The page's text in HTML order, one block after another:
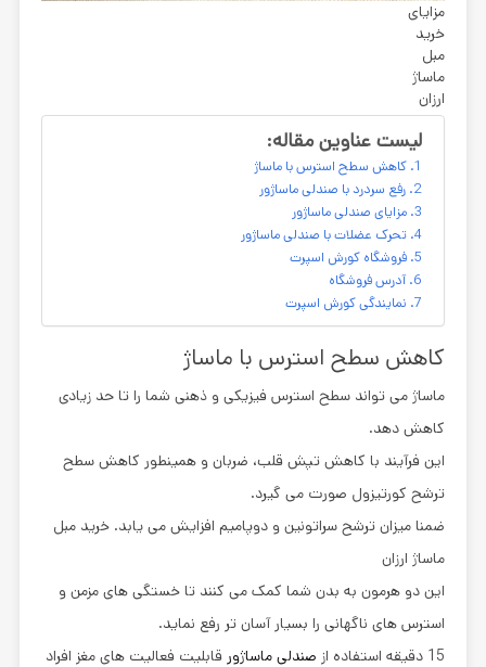
مزایای
خرید
مبل
ماساژ
ارزان
لیست عناوین مقاله:
کاهش سطح استرس با ماساژ
رفع سردرد با صندلی ماساژور
مزایای صندلی ماساژور
تحرک عضلات با صندلی ماساژور
فروشگاه کورش اسپرت
آدرس فروشگاه
نمایندگی کورش اسپرت
کاهش سطح استرس با ماساژ
ماساژ می تواند سطح استرس فیزیکی و ذهنی شما را تا حد زیادی
کاهش دهد.
این فرآیند با کاهش تپش قلب، ضربان و همینطور کاهش سطح
ترشح کورتیزول صورت می گیرد.
ضمنا میزان ترشح سراتونین و دوپامیم افزایش می یابد. خرید مبل
ماساژ ارزان
این دو هرمون به بدن شما کمک می کنند تا خستگی های مزمن و
استرس های ناگهانی را بسیار آسان تر رفع نماید.
15 دقیقه استفاده از
صندلی ماساژور قابلیت فعالیت های مغز افراد